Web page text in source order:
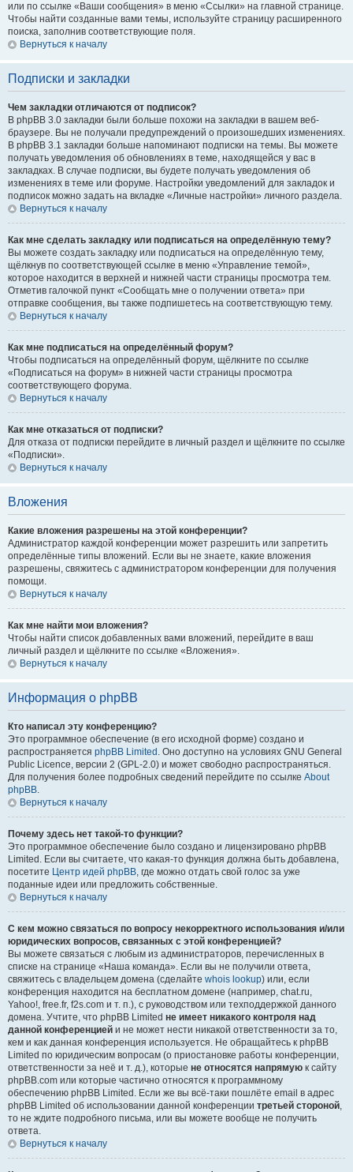
или по ссылке «Ваши сообщения» в меню «Ссылки» на главной странице.
Чтобы найти созданные вами темы, используйте страницу расширенного
поиска, заполнив соответствующие поля.
Вернуться к началу
Подписки и закладки
Чем закладки отличаются от подписок?
В phpBB 3.0 закладки были больше похожи на закладки в вашем веб-
браузере. Вы не получали предупреждений о произошедших изменениях.
В phpBB 3.1 закладки больше напоминают подписки на темы. Вы можете
получать уведомления об обновлениях в теме, находящейся у вас в
закладках. В случае подписки, вы будете получать уведомления об
изменениях в теме или форуме. Настройки уведомлений для закладок и
подписок можно задать на вкладке «Личные настройки» личного раздела.
Вернуться к началу
Как мне сделать закладку или подписаться на определённую тему?
Вы можете создать закладку или подписаться на определённую тему,
щёлкнув по соответствующей ссылке в меню «Управление темой»,
которое находится в верхней и нижней части страницы просмотра тем.
Отметив галочкой пункт «Сообщать мне о получении ответа» при
отправке сообщения, вы также подпишетесь на соответствующую тему.
Вернуться к началу
Как мне подписаться на определённый форум?
Чтобы подписаться на определённый форум, щёлкните по ссылке
«Подписаться на форум» в нижней части страницы просмотра
соответствующего форума.
Вернуться к началу
Как мне отказаться от подписки?
Для отказа от подписки перейдите в личный раздел и щёлкните по ссылке
«Подписки».
Вернуться к началу
Вложения
Какие вложения разрешены на этой конференции?
Администратор каждой конференции может разрешить или запретить
определённые типы вложений. Если вы не знаете, какие вложения
разрешены, свяжитесь с администратором конференции для получения
помощи.
Вернуться к началу
Как мне найти мои вложения?
Чтобы найти список добавленных вами вложений, перейдите в ваш
личный раздел и щёлкните по ссылке «Вложения».
Вернуться к началу
Информация о phpBB
Кто написал эту конференцию?
Это программное обеспечение (в его исходной форме) создано и
распространяется phpBB Limited . Оно доступно на условиях GNU General
Public Licence, версии 2 (GPL-2.0) и может свободно распространяться.
Для получения более подробных сведений перейдите по ссылке About
phpBB.
Вернуться к началу
Почему здесь нет такой-то функции?
Это программное обеспечение было создано и лицензировано phpBB
Limited. Если вы считаете, что какая-то функция должна быть добавлена,
посетите Центр идей phpBB, где можно отдать свой голос за уже
поданные идеи или предложить собственные.
Вернуться к началу
С кем можно связаться по вопросу некорректного использования и/или
юридических вопросов, связанных с этой конференцией?
Вы можете связаться с любым из администраторов, перечисленных в
списке на странице «Наша команда». Если вы не получили ответа,
свяжитесь с владельцем домена (сделайте whois lookup) или, если
конференция находится на бесплатном домене (например, chat.ru,
Yahoo!, free.fr, f2s.com и т. п.), с руководством или техподдержкой данного
домена. Учтите, что phpBB Limited не имеет никакого контроля над
данной конференцией и не может нести никакой ответственности за то,
кем и как данная конференция используется. Не обращайтесь к phpBB
Limited по юридическим вопросам (о приостановке работы конференции,
ответственности за неё и т. д.), которые не относятся напрямую к сайту
phpBB.com или которые частично относятся к программному
обеспечению phpBB Limited. Если же вы всё-таки пошлёте email в адрес
phpBB Limited об использовании данной конференции третьей стороной,
то не ждите подробного письма, или вы можете вообще не получить
ответа.
Вернуться к началу